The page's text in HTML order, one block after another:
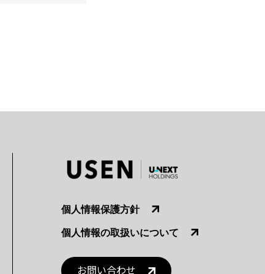
個人情報保護方針
個人情報の取扱いについて
お問い合わせ